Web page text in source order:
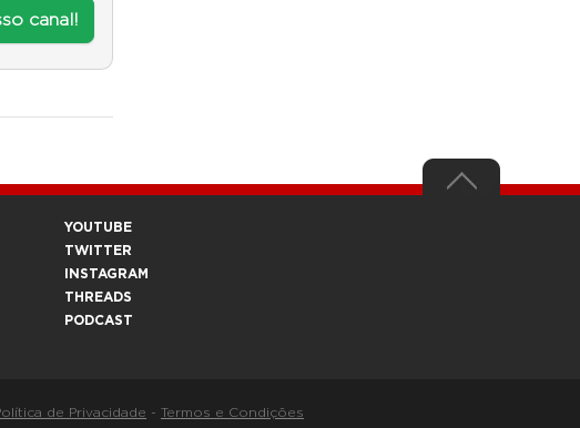
canal!
YOUTUBE
TWITTER
INSTAGRAM
THREADS
PODCAST
de Privacidade - Termos e Condições